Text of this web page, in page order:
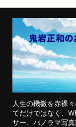
人生の機微を赤裸
てだけではなく、
サー、パノラマ写